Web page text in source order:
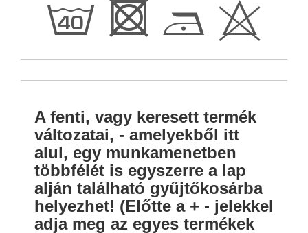
h R D H
A fenti, vagy keresett termék
változatai, - amelyekből itt
alul, egy munkamenetben
többfélét is egyszerre a lap
alján található gyűjtőkosárba
helyezhet! (Előtte a + - jelekkel
adja meg az egyes termékek